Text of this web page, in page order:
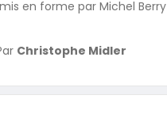
en forme par Michel Berry
Christophe Midler